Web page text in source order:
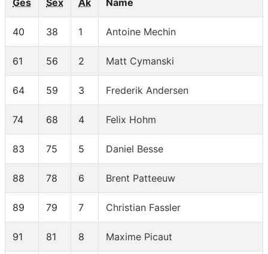
Ges Sex Ak Name
40 38 1 Antoine Mechin
61 56 2 Matt Cymanski
64 59 3 Frederik Andersen
74 68 4 Felix Hohm
83 75 5 Daniel Besse
88 78 6 Brent Patteeuw
89 79 7 Christian Fassler
91 81 8 Maxime Picaut